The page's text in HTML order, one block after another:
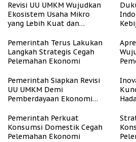
Revisi UU UMKM Wujudkan
Ekosistem Usaha Mikro
yang Lebih Kuat dan
Pemerintah Terus Lakukan
Langkah Strategis Cegah
Pelemahan Ekonomi
Pemerintah Siapkan Revisi
UU UMKM Demi
Pemberdayaan Ekonomi
Pemerintah Perkuat
Konsumsi Domestik Cegah
Pelemahan Ekonomi